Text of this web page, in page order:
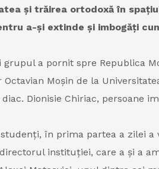
și trăirea ortodoxă în
a-și extinde și imbogăți
a pornit spre Republica
Octavian Moșin de la
diac. Dionisie Chiriac, persoane
în prima partea a zilei a
directorul instituției, care a și a